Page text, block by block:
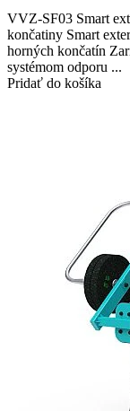
VVZ-SF03 Smart
končatiny Smart
horných končatín
systémom odporu ...
Pridať do košíka